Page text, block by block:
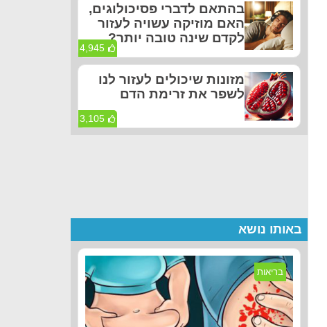
בהתאם לדברי פסיכולוגים,
האם מוזיקה עשויה לעזור
לקדם שינה טובה יותר?
4,945
מזונות שיכולים לעזור לנו
לשפר את זרימת הדם
3,105
באותו נושא
בריאות